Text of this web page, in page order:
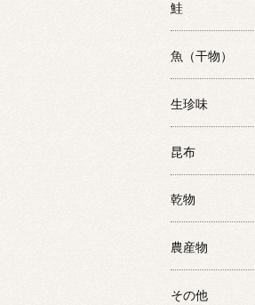
鮭
魚（干物）
生珍味
昆布
乾物
農産物
その他